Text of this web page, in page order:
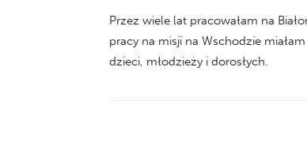
Przez wiele lat pracowałam na
pracy na misji na Wschodzie
dzieci, młodzieży i dorosłych.